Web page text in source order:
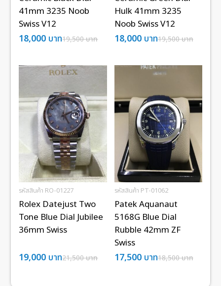
41mm 3235 Noob
Swiss V12
19,500บาท
18,000 บาท
Hulk 41mm 3235
Noob Swiss V12
19,500บาท
18,000 บาท
รหัสสินค้า RO-01227
Rolex Datejust Two
Tone Blue Dial Jubilee
36mm Swiss
21,500บาท
19,000 บาท
รหัสสินค้า PT-01062
Patek Aquanaut
5168G Blue Dial
Rubble 42mm ZF
Swiss
18,500บาท
17,500 บาท